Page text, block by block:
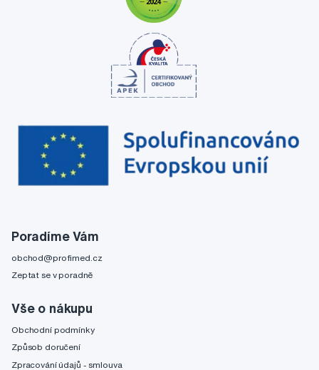
Poradíme Vám
obchod@profimed.cz
Zeptat se v poradně
Vše o nákupu
Obchodní podmínky
Způsob doručení
Zpracování údajů - smlouva